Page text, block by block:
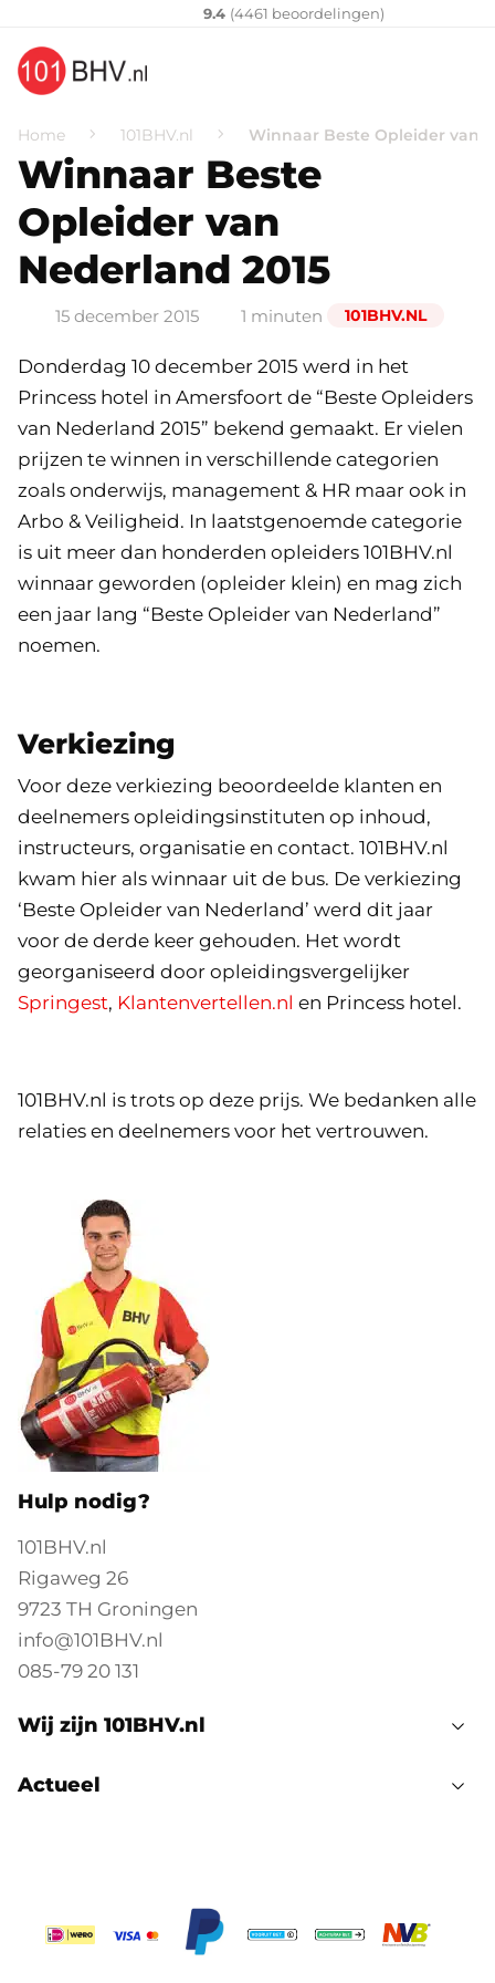
Klantenvertellen
9.410
(4461 ​ beoordelingen)
Home 101BHV.nl Winnaar Beste Opleider van
Winnaar Beste
Opleider van
Nederland 2015
15 december 2015 1 minuten 101BHV.NL
Donderdag 10 december 2015 werd in het
Princess hotel in Amersfoort de “Beste Opleiders
van Nederland 2015” bekend gemaakt. Er vielen
prijzen te winnen in verschillende categorien
zoals onderwijs, management & HR maar ook in
Arbo & Veiligheid. In laatstgenoemde categorie
is uit meer dan honderden opleiders 101BHV.nl
winnaar geworden (opleider klein) en mag zich
een jaar lang “Beste Opleider van Nederland”
noemen.
Verkiezing
Voor deze verkiezing beoordeelde klanten en
deelnemers opleidingsinstituten op inhoud,
instructeurs, organisatie en contact. 101BHV.nl
kwam hier als winnaar uit de bus. De verkiezing
‘Beste Opleider van Nederland’ werd dit jaar
voor de derde keer gehouden. Het wordt
georganiseerd door opleidingsvergelijker
Springest, Klantenvertellen.nl en Princess hotel.
101BHV.nl is trots op deze prijs. We bedanken alle
relaties en deelnemers voor het vertrouwen.
Hulp nodig?
101BHV.nl
Rigaweg 26
9723 TH Groningen
info@101BHV.nl
085-79 20 131
Wij zijn 101BHV.nl
Actueel